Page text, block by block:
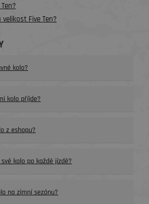
Five Ten?
kolo?
kolo příjde?
z eshopu?
kolo po každé jízdě?
na zimní sezónu?